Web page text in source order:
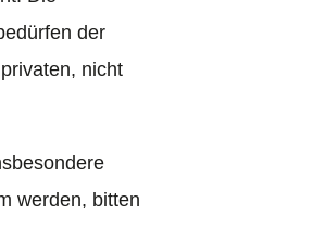
der
nicht
werden, bitten